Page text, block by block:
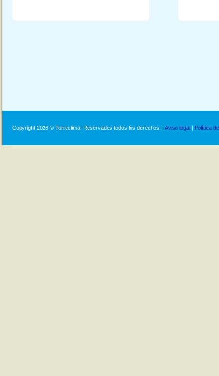
Copyright 2026 © Torreclima. Reservados todos los derechos. | Aviso legal | Política